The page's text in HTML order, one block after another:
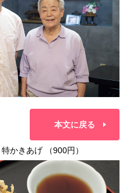
本文に戻る
かきあげ （900円）